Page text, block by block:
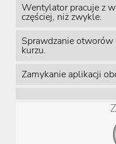
Wentylator pracuje z
częściej, niż zwykle.
Sprawdzanie
kurzu.
Zamykanie aplikacji